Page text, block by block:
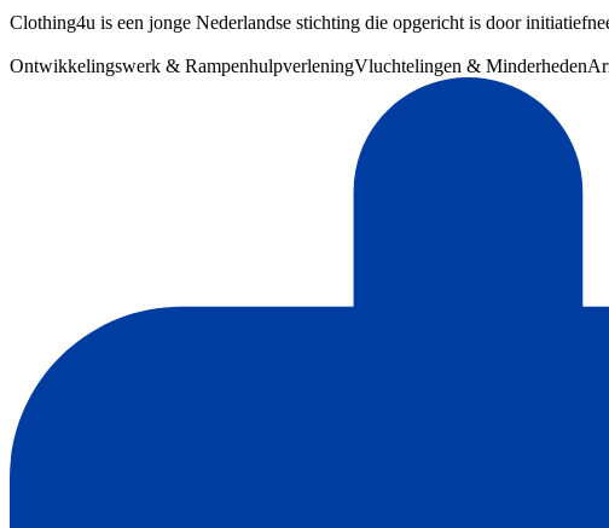
Clothing4u is een jonge Nederlandse stichting die opgericht is door
Ontwikkelingswerk & RampenhulpverleningVluchtelingen & Minderheden